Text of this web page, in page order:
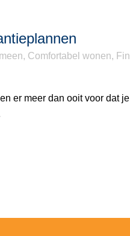
, Comfortabel wonen,
er meer dan ooit voor dat